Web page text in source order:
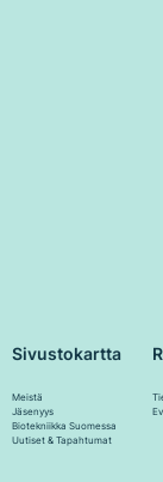
Sivustokartta
Meistä
Jäsenyys
Biotekniikka Suomessa
Uutiset & Tapahtumat